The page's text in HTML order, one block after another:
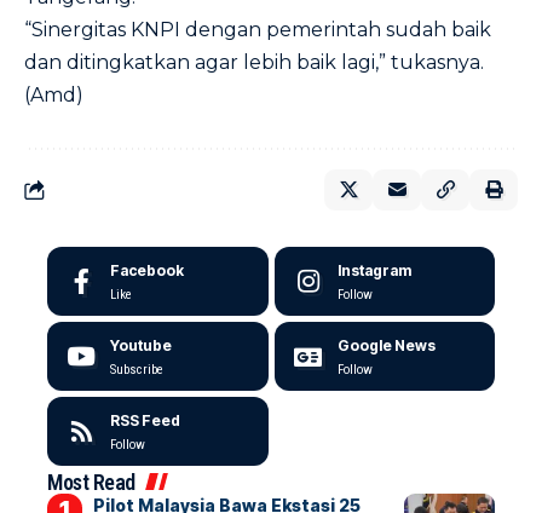
“Sinergitas KNPI dengan pemerintah sudah baik
dan ditingkatkan agar lebih baik lagi,” tukasnya.
(Amd)
Facebook
Like
Instagram
Follow
Youtube
Subscribe
Google News
Follow
RSS Feed
Follow
Most Read
Pilot Malaysia Bawa Ekstasi 25